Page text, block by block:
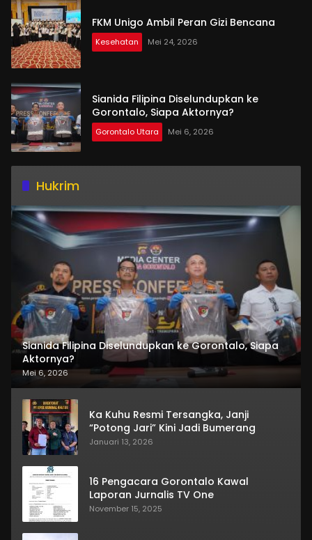
FKM Unigo Ambil Peran Gizi Bencana
Kesehatan Mei 24, 2026
Sianida Filipina Diselundupkan ke
Gorontalo, Siapa Aktornya?
Gorontalo Utara Mei 6, 2026
Hukrim
Sianida Filipina Diselundupkan ke Gorontalo, Siapa
Aktornya?
Mei 6, 2026
Ka Kuhu Resmi Tersangka, Janji
“Potong Jari” Kini Jadi Bumerang
Januari 13, 2026
16 Pengacara Gorontalo Kawal
Laporan Jurnalis TV One
November 15, 2025